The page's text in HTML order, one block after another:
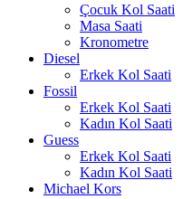
Çocuk Kol Saati
Masa Saati
Kronometre
Diesel
Erkek Kol Saati
Fossil
Erkek Kol Saati
Kadın Kol Saati
Guess
Erkek Kol Saati
Kadın Kol Saati
Michael Kors